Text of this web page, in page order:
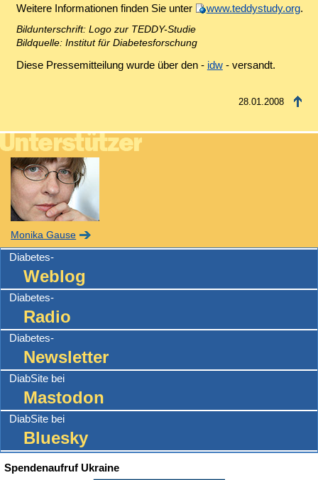
Weitere Informationen finden Sie unter
www.teddystudy.org.
Bildunterschrift: Logo zur TEDDY-Studie
Bildquelle: Institut für Diabetesforschung
Diese Pressemitteilung wurde über den - idw- versandt.
28.01.2008
Monika Gause
Diabetes-
Weblog
Diabetes-
Radio
Diabetes-
Newsletter
DiabSite bei
Mastodon
DiabSite bei
Bluesky
Spendenaufruf Ukraine